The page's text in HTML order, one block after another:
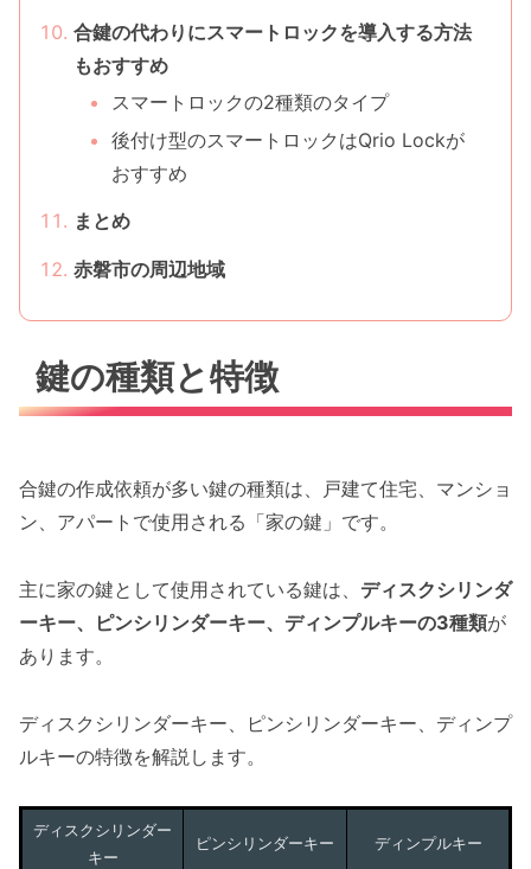
合鍵の代わりにスマートロックを導入する方法
もおすすめ
スマートロックの2種類のタイプ
後付け型のスマートロックはQrio Lockが
おすすめ
まとめ
赤磐市の周辺地域
鍵の種類と特徴
合鍵の作成依頼が多い鍵の種類は、戸建て住宅、マンショ
ン、アパートで使用される「家の鍵」です。
主に家の鍵として使用されている鍵は、 ディスクシリンダ
ーキー、ピンシリンダーキー、ディンプルキーの3種類が
あります。
ディスクシリンダーキー、ピンシリンダーキー、ディンプ
ルキーの特徴を解説します。
ディスクシリンダー
キー
ピンシリンダーキー ディンプルキー